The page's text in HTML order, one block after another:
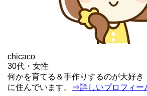
chicaco
30代・女性
何かを育てる＆手作りするのが大好き
に住んでいます。
⇒詳しいプロフィー